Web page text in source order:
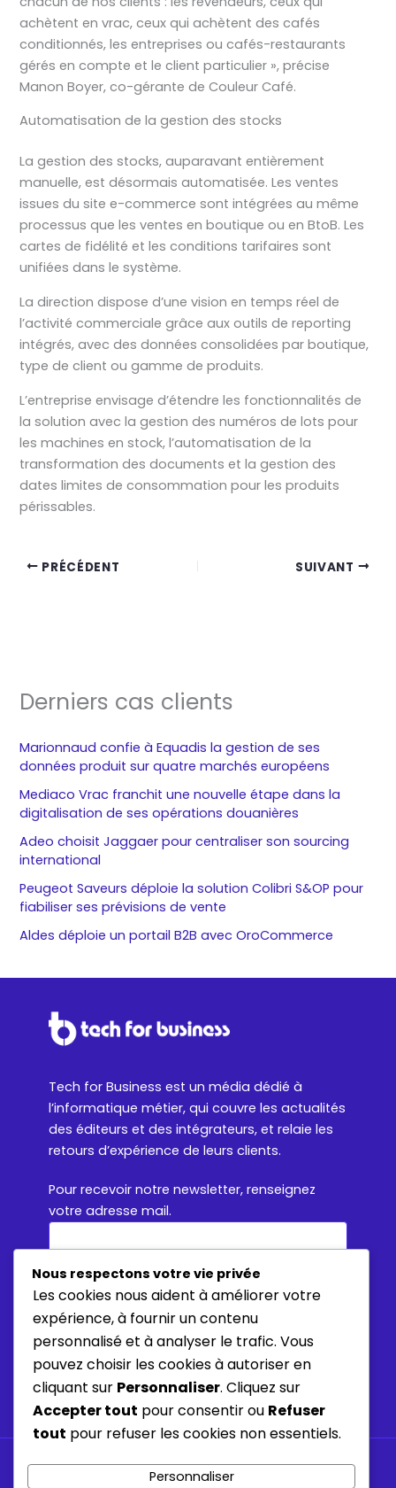
achètent en vrac, ceux qui achètent des cafés
conditionnés, les entreprises ou cafés-restaurants
gérés en compte et le client particulier », précise
Manon Boyer, co-gérante de Couleur Café.
Automatisation de la gestion des stocks
La gestion des stocks, auparavant entièrement
manuelle, est désormais automatisée. Les ventes
issues du site e-commerce sont intégrées au même
processus que les ventes en boutique ou en BtoB. Les
cartes de fidélité et les conditions tarifaires sont
unifiées dans le système.
La direction dispose d’une vision en temps réel de
l’activité commerciale grâce aux outils de reporting
intégrés, avec des données consolidées par boutique,
type de client ou gamme de produits.
L’entreprise envisage d’étendre les fonctionnalités de
la solution avec la gestion des numéros de lots pour
les machines en stock, l’automatisation de la
transformation des documents et la gestion des
dates limites de consommation pour les produits
périssables.
PRÉCÉDENT SUIVANT
Derniers cas clients
Marionnaud confie à Equadis la gestion de ses
données produit sur quatre marchés européens
Mediaco Vrac franchit une nouvelle étape dans la
digitalisation de ses opérations douanières
Adeo choisit Jaggaer pour centraliser son sourcing
international
Peugeot Saveurs déploie la solution Colibri S&OP pour
fiabiliser ses prévisions de vente
Aldes déploie un portail B2B avec OroCommerce
Tech for Business est un média dédié à
l’informatique métier, qui couvre les actualités
des éditeurs et des intégrateurs, et relaie les
retours d’expérience de leurs clients.
Pour recevoir notre newsletter, renseignez
votre adresse mail.
En vous inscrivant, vous consentez à ce que
Tech for Business collecte et utilise votre
adresse e-mail pour vous adresser sa
newsletter.
À propos
Nous respectons votre vie privée
Les cookies nous aident à améliorer votre
expérience, à fournir un contenu
personnalisé et à analyser le trafic. Vous
pouvez choisir les cookies à autoriser en
cliquant sur Personnaliser. Cliquez sur
Accepter tout pour consentir ou Refuser
tout pour refuser les cookies non essentiels.
Personnaliser